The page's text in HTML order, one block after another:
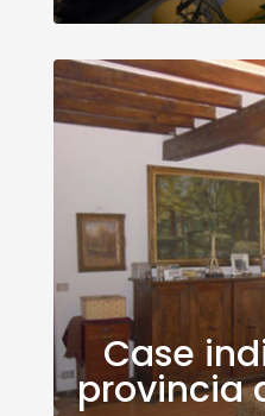
Case
provincia